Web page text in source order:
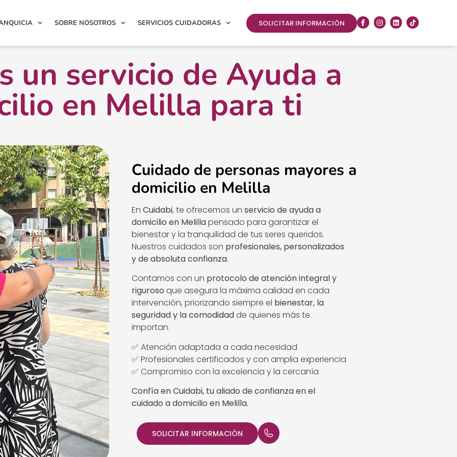
SOBRE NOSOTROS SERVICIOS CUIDADORAS SOLICITAR INFORMACIÓN
un servicio de Ayuda a
en Melilla para ti
Cuidado de personas mayores a
domicilio en Melilla
En Cuidabi, te ofrecemos un servicio de ayuda a
domicilio en Melillapensado para garantizar el
bienestar y la tranquilidad de tus seres queridos.
Nuestros cuidados son profesionales, personalizados
y de absoluta confianza.
Contamos con un protocolo de atención integral y
riguroso que asegura la máxima calidad en cada
intervención, priorizando siempre el bienestar, la
seguridad y la comodidadde quienes más te
importan.
✅ Atención adaptada a cada necesidad
✅ Profesionales certificados y con amplia experiencia
✅ Compromiso con la excelencia y la cercanía
Confía en Cuidabi, tu aliado de confianza en el
cuidado a domicilio en Melilla.
SOLICITAR INFORMACIÓN